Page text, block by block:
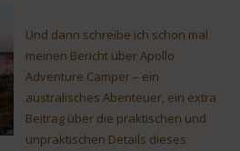
Und dann schreibe ich schon mal
meinen Bericht über Apollo
Adventure Camper – ein
australisches Abenteuer, ein extra
Beitrag über die praktischen und
unpraktischen Details dieses